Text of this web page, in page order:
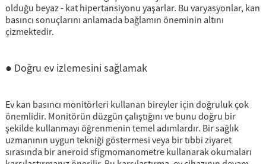
olduğu beyaz - kat hipertansiyonu yaşarlar. Bu varyasyonlar, kan
basıncı sonuçlarını anlamada bağlamın öneminin altını
çizmektedir.
● Doğru ev izlemesini sağlamak
Ev kan basıncı monitörleri kullanan bireyler için doğruluk çok
önemlidir. Monitörün düzgün çalıştığını ve bunu doğru bir
şekilde kullanmayı öğrenmenin temel adımlardır. Bir sağlık
uzmanının uygun tekniği göstermesi veya bir tıbbi ziyaret
sırasında bir aneroid sfigmomanometre kullanarak okumaları